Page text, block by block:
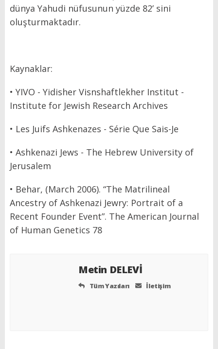
dünya Yahudi nüfusunun yüzde 82’ sini
oluşturmaktadır.
Kaynaklar:
• YIVO - Yidisher Visnshaftlekher Institut -
Institute for Jewish Research Archives
• Les Juifs Ashkenazes - Série Que Sais-Je
• Ashkenazi Jews - The Hebrew University of
Jerusalem
• Behar, (March 2006). “The Matrilineal
Ancestry of Ashkenazi Jewry: Portrait of a
Recent Founder Event”. The American Journal
of Human Genetics 78
Metin DELEVİ
Tüm Yazıları İletişim